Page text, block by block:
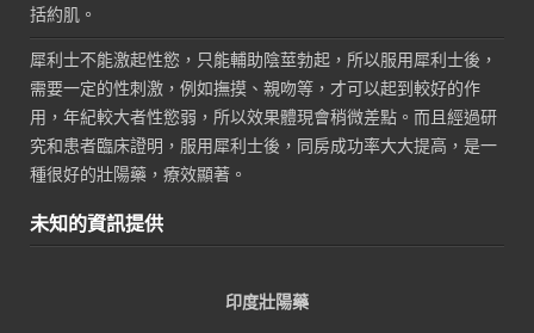
括約肌。
犀利士不能激起性慾，只能輔助陰莖勃起，所以服用犀利士後，
需要一定的性刺激，例如撫摸、親吻等，才可以起到較好的作
用，年紀較大者性慾弱，所以效果體現會稍微差點。而且經過研
究和患者臨床證明，服用犀利士後，同房成功率大大提高，是一
種很好的壯陽藥，療效顯著。
未知的資訊提供
印度壯陽藥